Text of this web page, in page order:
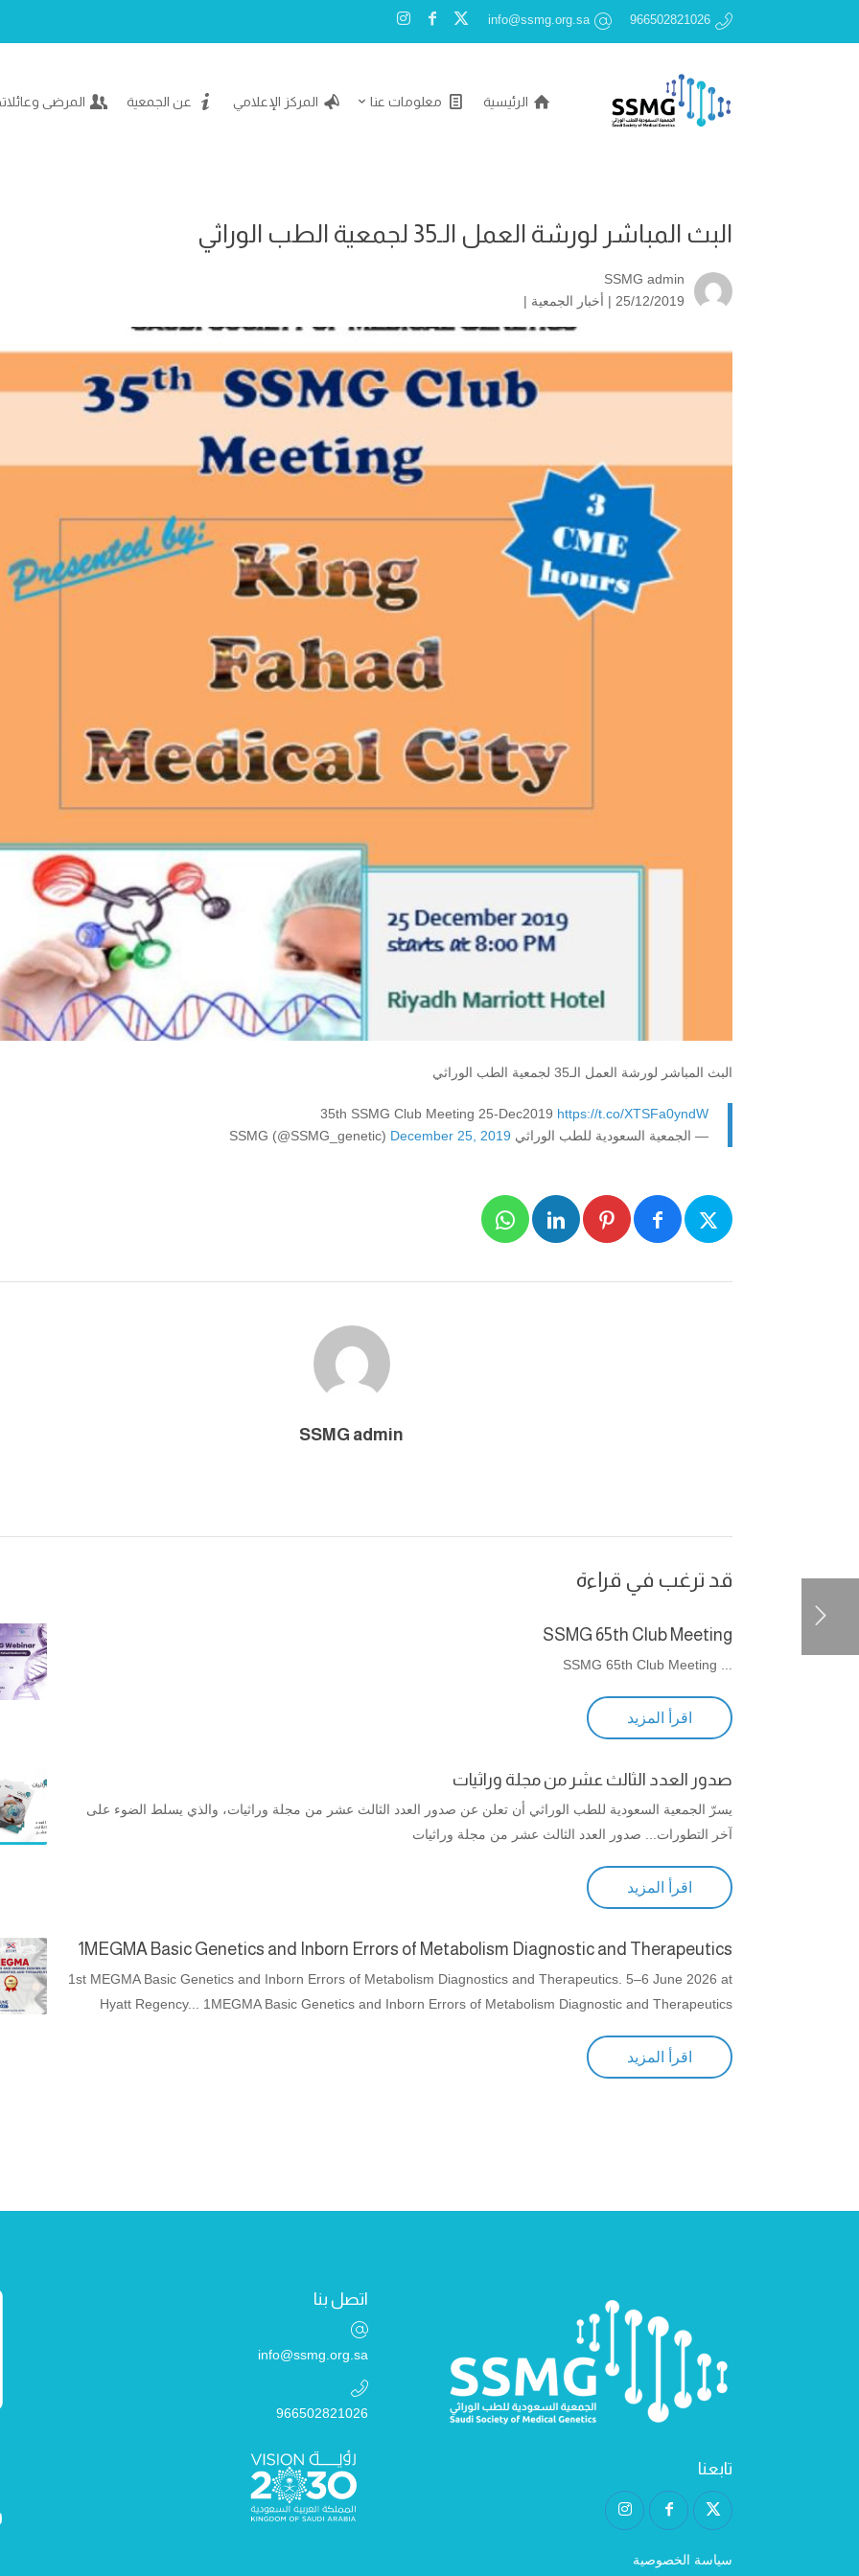
966502821026
info@ssmg.org.sa
الرئيسية معلومات عنا المركز الإعلامي عن الجمعية المرضى
البث المباشر لورشة العمل الـ35 لجمعية الطب الوراثي
SSMG admin
25/12/2019 |
أخبار الجمعية |
البث المباشر لورشة العمل الـ35 لجمعية الطب الوراثي
35th SSMG Club Meeting 25-Dec2019 https://t.co/XTSFa0yndW
— الجمعية السعودية للطب الوراثي SSMG (@SSMG_genetic) December 25, 2019
SSMG admin
قد ترغب في قراءة
SSMG 65th Club Meeting
... SSMG 65th Club Meeting
اقرأ المزيد
صدور العدد الثالث عشر من مجلة وراثيات
يسرّ الجمعية السعودية للطب الوراثي أن تعلن عن صدور العدد الثالث عشر من مجلة وراثيات، والذي يسلط الضوء على
آخر التطورات... صدور العدد الثالث عشر من مجلة وراثيات
اقرأ المزيد
1MEGMA Basic Genetics and Inborn Errors of Metabolism Diagnostic and Therapeutics
1st MEGMA Basic Genetics and Inborn Errors of Metabolism Diagnostics and Therapeutics. 5–6 June 2026 at
Hyatt Regency... 1MEGMA Basic Genetics and Inborn Errors of Metabolism Diagnostic and Therapeutics
اقرأ المزيد
تابعنا
سياسة الخصوصية
اتصل بنا
info@ssmg.org.sa
966502821026